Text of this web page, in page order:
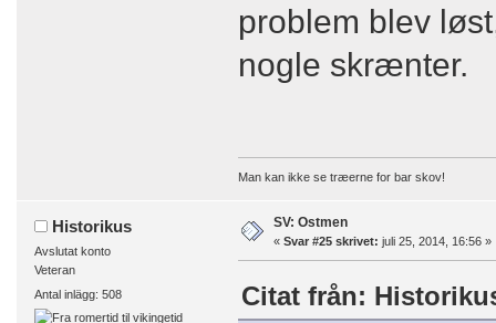
problem blev
nogle skrænter.
Man kan ikke se træerne for bar skov!
Historikus
Avslutat konto
Veteran
Antal inlägg: 508
SV: Ostmen
« Svar #25 skrivet: juli 25, 2014, 16:56 »
Citat från: